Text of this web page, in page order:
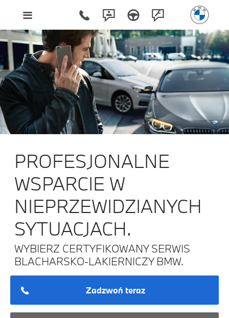
PROFESJONALNE
WSPARCIE W
NIEPRZEWIDZIANYCH
SYTUACJACH.
WYBIERZ CERTYFIKOWANY SERWIS
BLACHARSKO-LAKIERNICZY BMW.
Zadzwoń teraz